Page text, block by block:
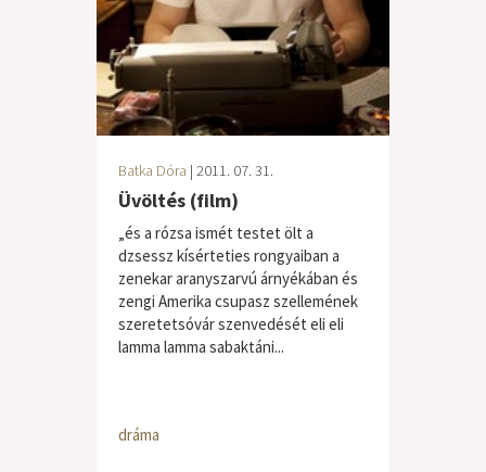
Batka Dóra | 2011. 07. 31.
Üvöltés (film)
„és a rózsa ismét testet ölt a
dzsessz kísérteties rongyaiban a
zenekar aranyszarvú árnyékában és
zengi Amerika csupasz szellemének
szeretetsóvár szenvedését eli eli
lamma lamma sabaktáni...
dráma